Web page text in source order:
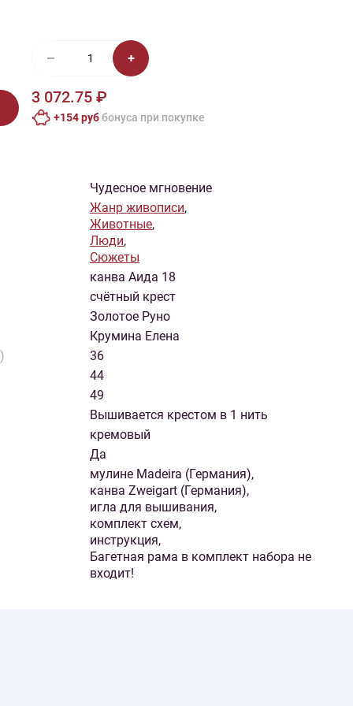
Платье Плед
3 072.75 ₽
+154 руббонусa при покупке
Чудесное мгновение
Жанр живописи,
Животные,
Люди,
Сюжеты
канва Аида 18
счётный крест
Золотое Руно
Крумина Елена
36
44
49
Вышивается крестом в 1 нить
кремовый
Да
мулине Madeira (Германия),
канва Zweigart (Германия),
игла для вышивания,
комплект схем,
инструкция,
Багетная рама в комплект набора не
входит!